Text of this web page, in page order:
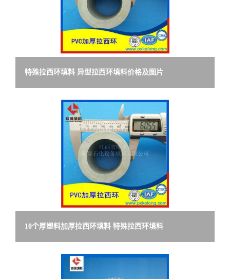
特殊拉西环填料 异型拉西环填料价格及图片
10个厚塑料加厚拉西环填料 特殊拉西环填料